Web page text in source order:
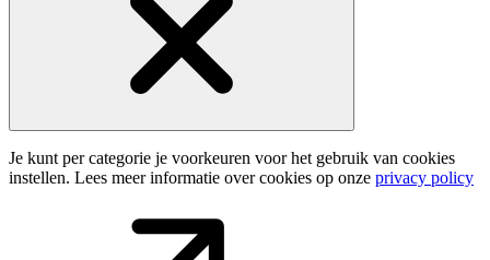
Je kunt per categorie je voorkeuren voor het gebruik van cookies
instellen. Lees meer informatie over cookies op onze privacy policy